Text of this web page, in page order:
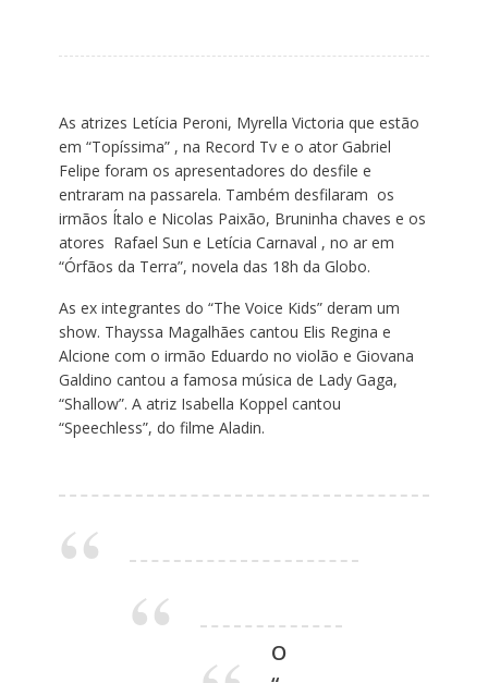
As atrizes Letícia Peroni, Myrella Victoria que estão
em “Topíssima” , na Record Tv e o ator Gabriel
Felipe foram os apresentadores do desfile e
entraram na passarela. Também desfilaram os
irmãos Ítalo e Nicolas Paixão, Bruninha chaves e os
atores Rafael Sun e Letícia Carnaval , no ar em
“Órfãos da Terra”, novela das 18h da Globo.
As ex integrantes do “The Voice Kids” deram um
show. Thayssa Magalhães cantou Elis Regina e
Alcione com o irmão Eduardo no violão e Giovana
Galdino cantou a famosa música de Lady Gaga,
“Shallow”. A atriz Isabella Koppel cantou
“Speechless”, do filme Aladin.
O